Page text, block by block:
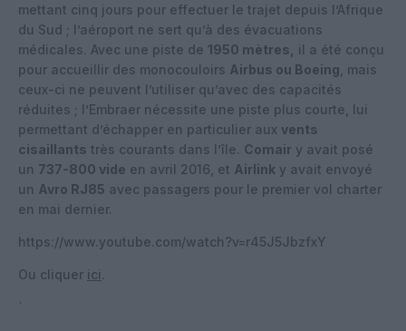
mettant cinq jours pour effectuer le trajet depuis l’Afrique
du Sud ; l’aéroport ne sert qu’à des évacuations
médicales. Avec une piste de 1950 mètres,
il a été conçu
pour accueillir des monocouloirs Airbus ou Boeing , mais
ceux-ci ne peuvent l’utiliser qu’avec des capacités
réduites ; l’Embraer nécessite une piste plus courte, lui
permettant d’échapper en particulier aux vents
cisaillants très courants dans l’île. Comair y avait posé
un 737-800 vide en avril 2016, et Airlink y avait envoyé
un Avro RJ85 avec passagers pour le premier vol charter
en mai dernier.
https://www.youtube.com/watch?v=r45J5JbzfxY
Ou cliquer ici.
`